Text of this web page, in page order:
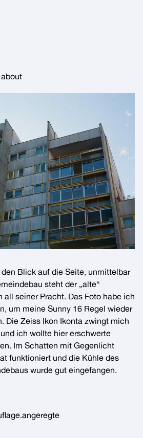
about
Blick auf die Seite, unmittelbar
steht der „alte“
all seiner Pracht. Das Foto habe ich
um meine Sunny 16 Regel wieder
Die Zeiss Ikon Ikonta zwingt mich
ich wollte hier erschwerte
Im Schatten mit Gegenlicht
funktioniert und die Kühle des
wurde gut eingefangen.